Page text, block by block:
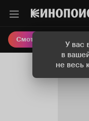
У вас
в
не весь
Смотреть кино